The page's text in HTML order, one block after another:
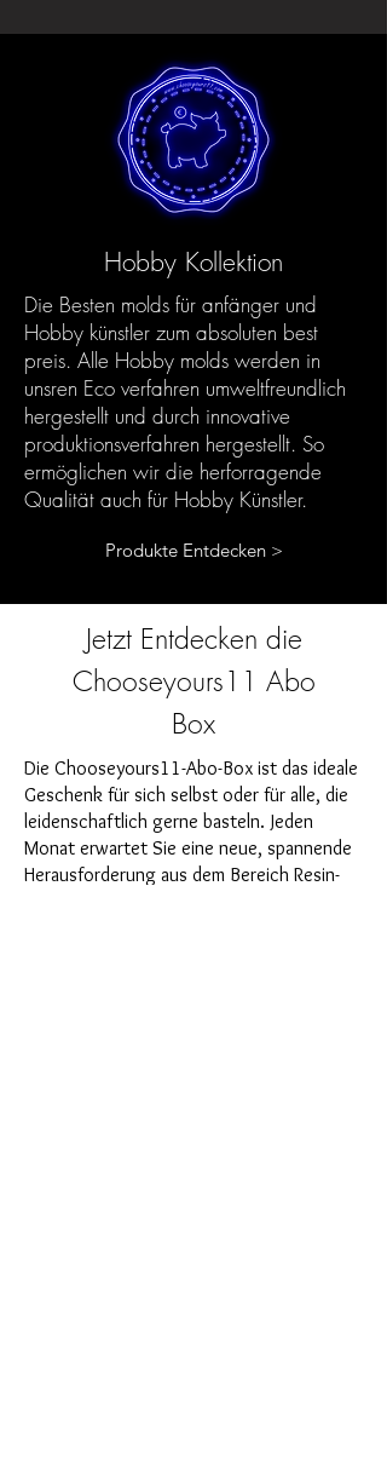
Hobby Kollektion
Die Besten molds für anfänger und
Hobby künstler zum absoluten best
preis. Alle Hobby molds werden in
unsren Eco verfahren umweltfreundlich
hergestellt und durch innovative
produktionsverfahren hergestellt. So
ermöglichen wir die herforragende
Qualität auch für Hobby Künstler.
Produkte Entdecken >
Jetzt Entdecken die
Chooseyours11 Abo
Box
Die Chooseyours11-Abo-Box ist das ideale
Geschenk für sich selbst oder für alle, die
leidenschaftlich gerne basteln. Jeden
Monat erwartet Sie eine neue, spannende
Herausforderung aus dem Bereich Resin-